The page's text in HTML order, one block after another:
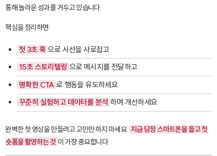
통해 놀라운 성과를 거두고 있습니다.
핵심을 정리하면:
첫 3초 훅 으로 시선을 사로잡고
15초 스토리텔링 으로 메시지를 전달하고
명확한 CTA 로 행동을 유도하세요
꾸준히 실험하고 데이터를 분석 하며 개선하세요
완벽한 첫 영상을 만들려고 고민만 하지 마세요. 지금 당장 스마트폰을 들고 첫
숏폼을 촬영하는 것 이 가장 중요합니다.